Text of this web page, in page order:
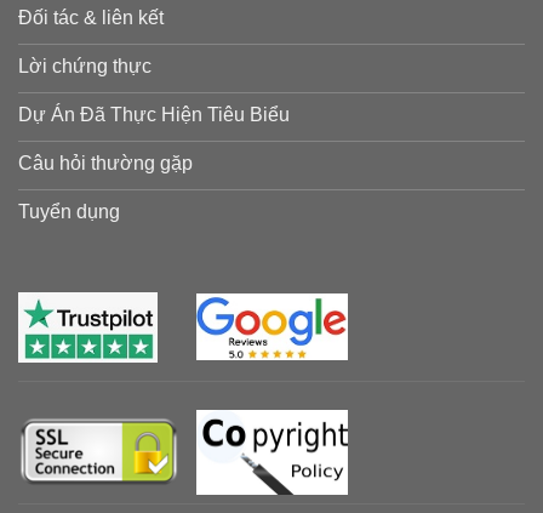
Đối tác & liên kết
Lời chứng thực
Dự Án Đã Thực Hiện Tiêu Biểu
Câu hỏi thường gặp
Tuyển dụng